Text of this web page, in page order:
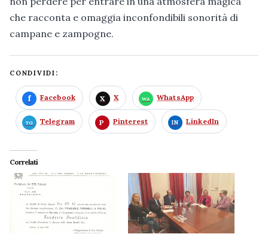
che racconta e omaggia inconfondibili sonorità di
campane e zampogne.
CONDIVIDI:
Facebook X WhatsApp
Telegram Pinterest LinkedIn
Correlati